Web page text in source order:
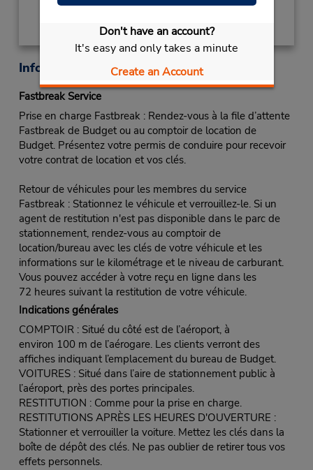
Don't have an account?
It's easy and only takes a minute
Create an Account
Informations sur la succursale
Fastbreak Service
Prise en charge Fastbreak : Rendez-vous à la file d’attente
Fastbreak de Budget ou au comptoir de location de
Budget. Présentez votre permis de conduire pour recevoir
votre contrat de location et vos clés.
Retour de véhicules pour les membres du service
Fastbreak : Stationnez le véhicule et verrouillez-le. Si un
agent de restitution n'est pas disponible dans le parc de
stationnement, rendez-vous au comptoir de
location/bureau avec les clés de votre véhicule et les
informations sur le kilométrage et le niveau de carburant.
Vous pouvez accéder à votre reçu en ligne dans les
72 heures suivant la restitution de votre véhicule.
Indications générales
COMPTOIR : Situé du côté est de l’aéroport, à
environ 100 m de l’aérogare. Les clients verront des
affiches indiquant l’emplacement du bureau de Budget.
VOITURES : Situé dans l’aire de stationnement public à
l’aéroport, près des portes principales.
RESTITUTION : Comme pour la prise en charge.
RESTITUTIONS APRÈS LES HEURES D'OUVERTURE :
Stationner et verrouiller la voiture. Mettez les clés dans la
boîte de dépôt des clés. Ne pas oublier de retirer tous vos
effets personnels.